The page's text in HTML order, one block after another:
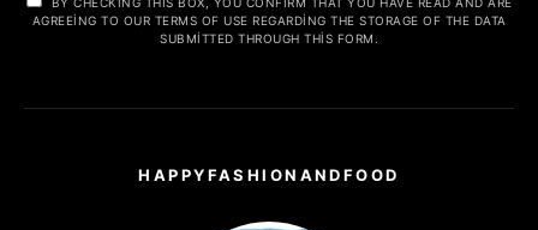
AGREEING TO OUR TERMS OF USE REGARDING THE STORAGE OF THE DATA
SUBMITTED THROUGH THIS FORM.
HAPPYFASHIONANDFOOD